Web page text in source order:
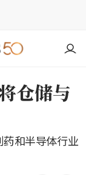
仓储与
和半导体行业